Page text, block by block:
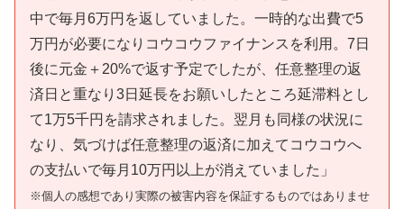
中で毎月6万円を返していました。一時的な出費で5
万円が必要になりコウコウファイナンスを利用。7日
後に元金＋20%で返す予定でしたが、任意整理の返
済日と重なり3日延長をお願いしたところ延滞料とし
て1万5千円を請求されました。翌月も同様の状況に
なり、気づけば任意整理の返済に加えてコウコウへ
の支払いで毎月10万円以上が消えていました」
※個人の感想であり実際の被害内容を保証するものではありませ